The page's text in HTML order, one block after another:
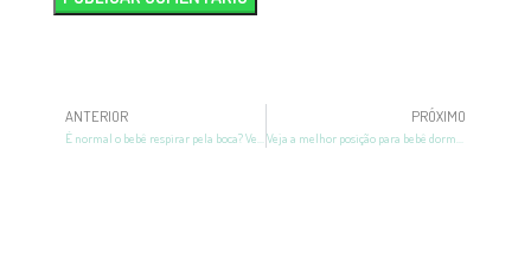
ANTERIOR
É normal o bebê respirar pela boca? Veja as causas!
PRÓXIMO
Veja a melhor posição para bebê dormir com nariz entupido